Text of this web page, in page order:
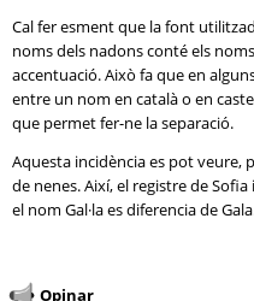
Cal fer esment que la font
noms dels nadons conté els
accentuació. Això fa que en
entre un nom en català o en
que permet fer-ne la separació.
Aquesta incidència es pot veure,
de nenes. Així, el registre de
el nom Gal·la es diferencia de
Opinar